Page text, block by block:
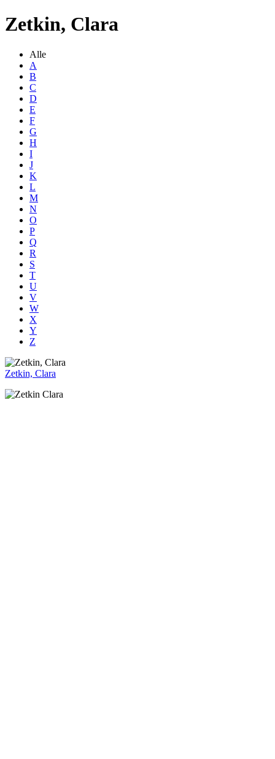
Zetkin, Clara
Alle
A
B
C
D
E
F
G
H
I
J
K
L
M
N
O
P
Q
R
S
T
U
V
W
X
Y
Z
Zetkin, Clara